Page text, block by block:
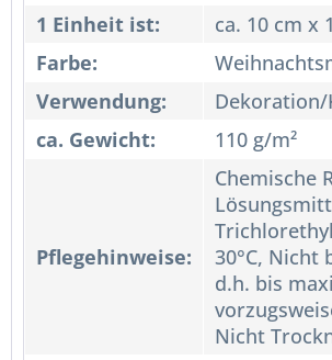
1 Einheit ist:
ca. 10 cm x
Farbe:
Verwendung:
Dekoration/
ca. Gewicht:
110 g/m²
Pflegehinweise:
Chemische
30°C, Nicht
d.h. bis
Nicht